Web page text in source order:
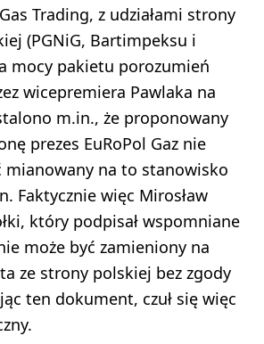
Trading, z udziałami strony
(PGNiG, Bartimpeksu i
mocy pakietu porozumień
wicepremiera Pawlaka na
m.in., że proponowany
prezes EuRoPol Gaz nie
mianowany na to stanowisko
Faktycznie więc Mirosław
który podpisał wspomniane
może być zamieniony na
ze strony polskiej bez zgody
ten dokument, czuł się więc